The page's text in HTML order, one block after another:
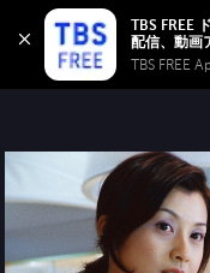
TBS FREE
TBS FREE
TBS FREE
無料見逃し配信